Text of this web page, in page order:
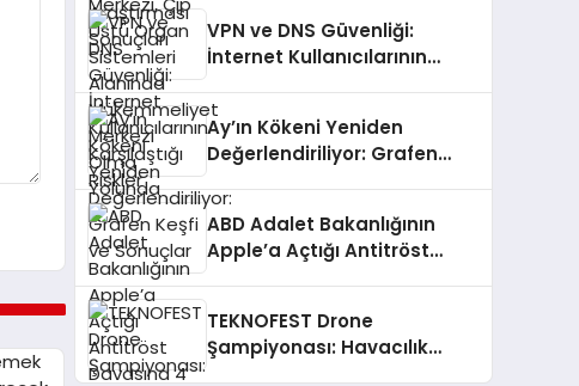
Olma Yolunda
VPN ve DNS Güvenliği:
İnternet Kullanıcılarının
Ay’ın Kökeni Yeniden
Değerlendiriliyor: Grafen
ABD Adalet Bakanlığının
Apple’a Açtığı Antitröst
TEKNOFEST Drone
Şampiyonası: Havacılık